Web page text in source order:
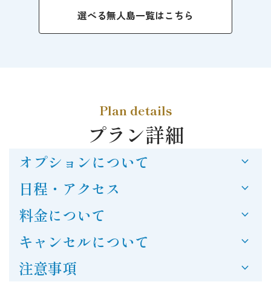
選べる無人島一覧はこちら
Plan details
プラン詳細
オプションについて expand_more
販売品
日程・アクセス expand_more
利用可能シーズン
5〜11月
チャーター船運航スケジュール
料金について expand_more
料金に含まれるもの
日比港～大槌島間送迎
釣りセット、寝袋（いずれも人数分）
キャンセルについて expand_more
キャンセル料
注意事項 expand_more